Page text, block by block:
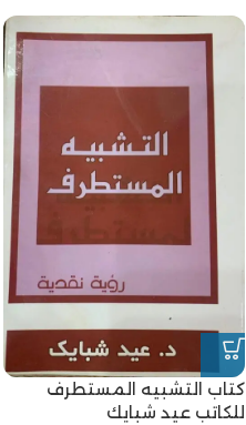
كتاب التشبيه المستطرف
للكاتب عيد شبايك